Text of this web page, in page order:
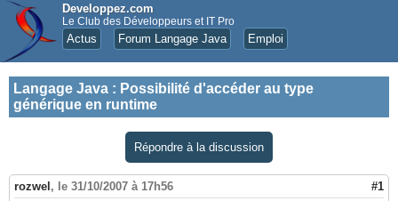
Developpez.com
Le Club des Développeurs et IT Pro
Actus Forum Langage Java Emploi
Langage Java : Possibilité d'accéder au type
générique en runtime
Répondre à la discussion
rozwel , le 31/10/2007 à 17h56 #1